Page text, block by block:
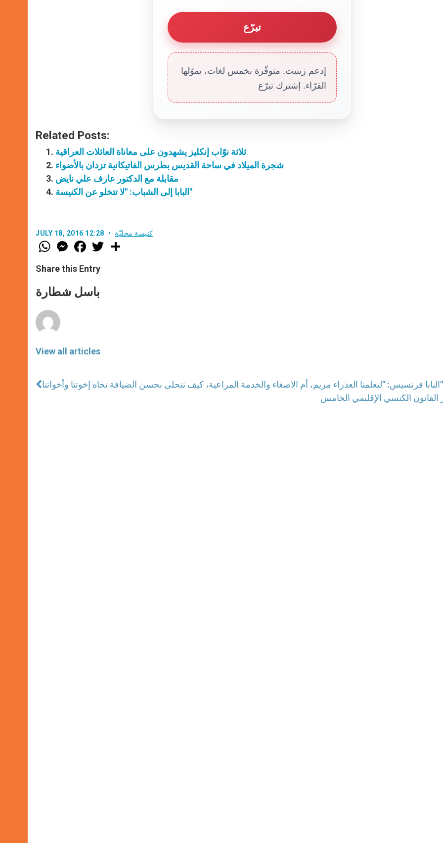
تبرّع
إدعم زينيت. متوفّرة بخمس لغات، يموّلها
القرّاء. إشترك تبرّع
Related Posts:
ثلاثة نوّاب إنكليز يشهدون على معاناة العائلات العراقية
شجرة الميلاد في ساحة القديس بطرس الفاتيكانية تزدان بالأضواء
مقابلة مع الدكتور عارف علي نايض
البابا إلى الشباب: "لا تتخلو عن الكنيسة"
JULY 18, 2016 12:28 كنيسة محليّة
W
h
t
s
p
p
M
e
s
e
g
e
F
a
e
b
o
k
w
Share this Entry
باسل شطارة
View all articles
البابا فرنسيس: "لتعلمنا العذراء مريم، أم الاصغاء والخدمة المراعية، كيف نتحلى بحسن الضيافة تجاه إخوتنا وأخواتنا"
القانون الكنسي الإقليمي الخامس